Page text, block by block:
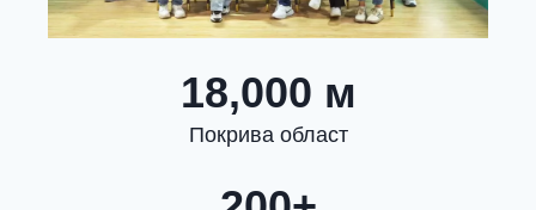
18,000 м
Покрива област